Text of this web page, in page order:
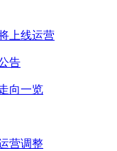
上线运营
告
向一览
营调整